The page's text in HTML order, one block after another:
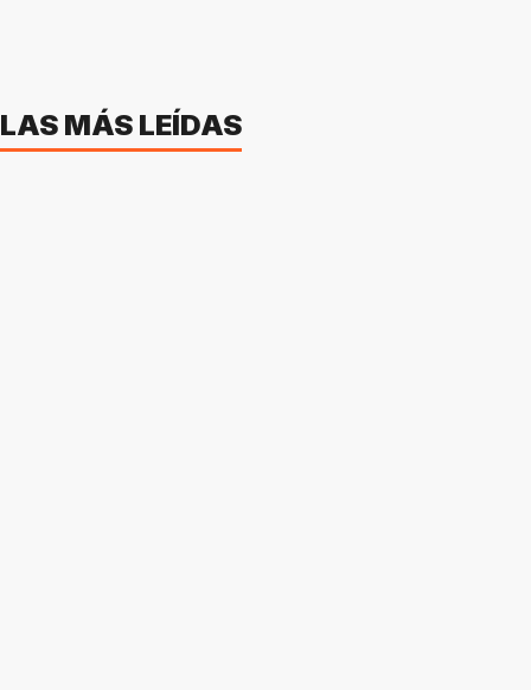
LAS MÁS LEÍDAS